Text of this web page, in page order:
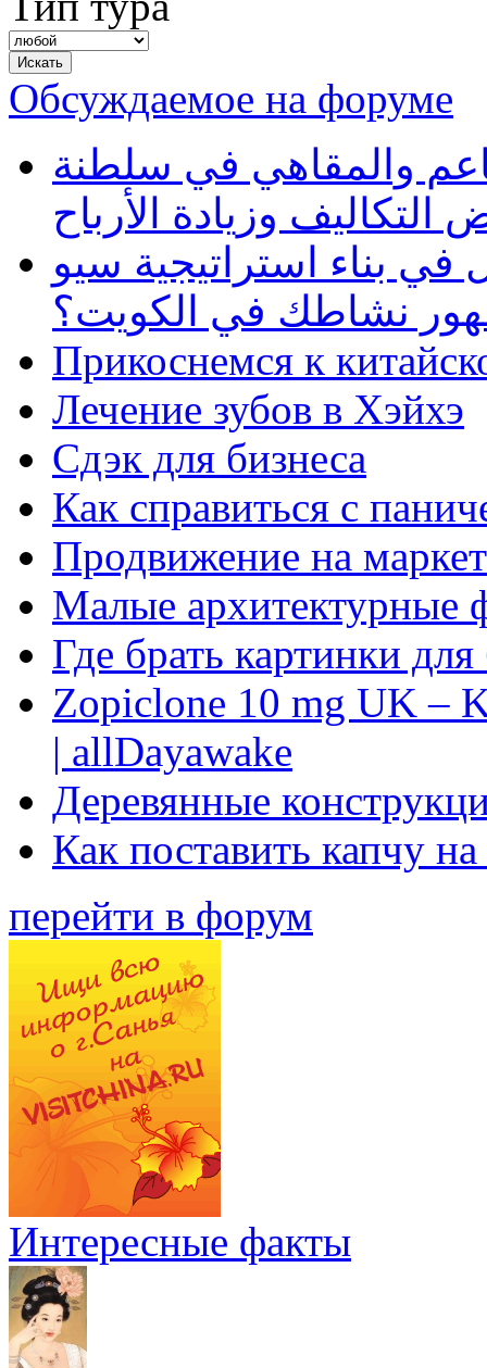
Обсуждаемое на форуме
والمقاهي في سلطنة
وزيادة الأرباح
بناء استراتيجية سيو
نشاطك في الكويت؟
Прикоснемся к
Лечение зубов в Хэйхэ
Сдэк для бизнеса
Как справиться с
Продвижение на
Малые архитектурные
Где брать картинки
Zopiclone 10 mg UK –
| allDayawake
Деревянные
Как поставить капчу
перейти в форум
Интересные факты